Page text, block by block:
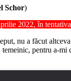
Schor)
2022, în
nu a făcut
pentru a-mi